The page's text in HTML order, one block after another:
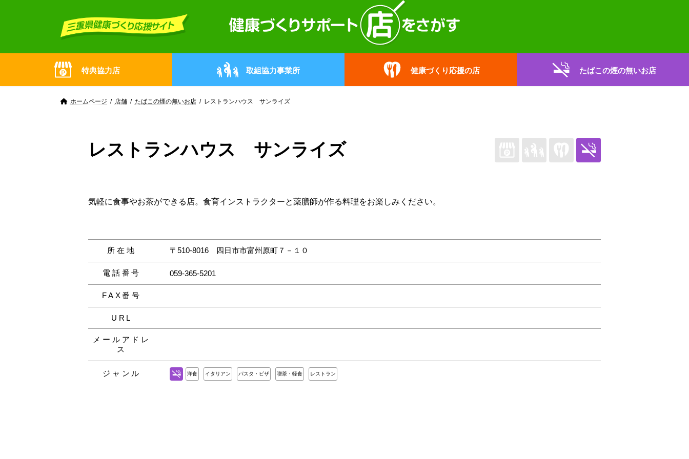
特典協力店 取組協力事業所 健康づくり応援の店 たばこの煙の無いお店
ホームページ 店舗 たばこの煙の無いお店 レストランハウス サンライズ
レストランハウス サンライズ
気軽に食事やお茶ができる店。食育インストラクターと薬膳師が作る料理をお楽しみください。
所在地 〒510-8016 四日市市富州原町７－１０
電話番号 059-365-5201
FAX番号
URL
メールアドレ
ス
ジャンル 洋食 イタリアン パスタ・ピザ 喫茶・軽食 レストラン